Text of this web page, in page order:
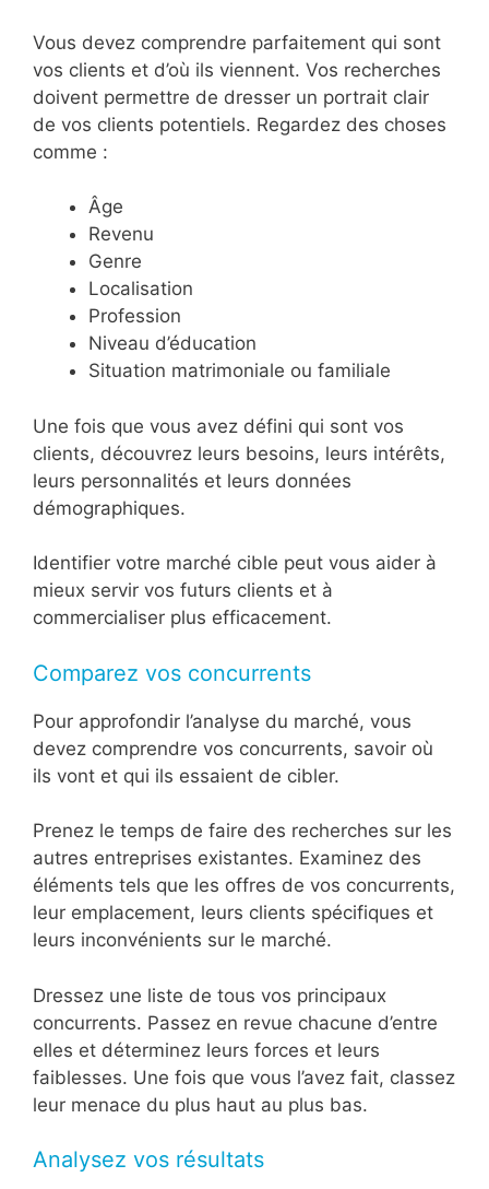
Vous devez comprendre parfaitement qui sont
vos clients et d’où ils viennent. Vos recherches
doivent permettre de dresser un portrait clair
de vos clients potentiels. Regardez des choses
comme :
Âge
Revenu
Genre
Localisation
Profession
Niveau d’éducation
Situation matrimoniale ou familiale
Une fois que vous avez défini qui sont vos
clients, découvrez leurs besoins, leurs intérêts,
leurs personnalités et leurs données
démographiques.
Identifier votre marché cible peut vous aider à
mieux servir vos futurs clients et à
commercialiser plus efficacement.
Comparez vos concurrents
Pour approfondir l’analyse du marché, vous
devez comprendre vos concurrents, savoir où
ils vont et qui ils essaient de cibler.
Prenez le temps de faire des recherches sur les
autres entreprises existantes. Examinez des
éléments tels que les offres de vos concurrents,
leur emplacement, leurs clients spécifiques et
leurs inconvénients sur le marché.
Dressez une liste de tous vos principaux
concurrents. Passez en revue chacune d’entre
elles et déterminez leurs forces et leurs
faiblesses. Une fois que vous l’avez fait, classez
leur menace du plus haut au plus bas.
Analysez vos résultats